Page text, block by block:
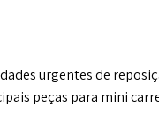
urgentes de
peças para mini